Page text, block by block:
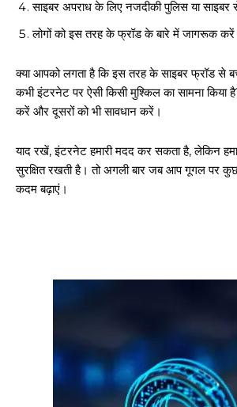
साइबर अपराध के लिए नजदीकी पुलिस या
लोगों को इस तरह के फ्रॉड के बारे में जागरूक
क्या आपको लगता है कि इस तरह के साइबर फ्रॉड से
कभी इंटरनेट पर ऐसी किसी मुश्किल का सामना
करें और दूसरों को भी सावधान करें।
याद रखें, इंटरनेट हमारी मदद कर सकता है, लेकिन
सुरक्षित रखती है। तो अगली बार जब आप गूगल पर
कदम बढ़ाएं।